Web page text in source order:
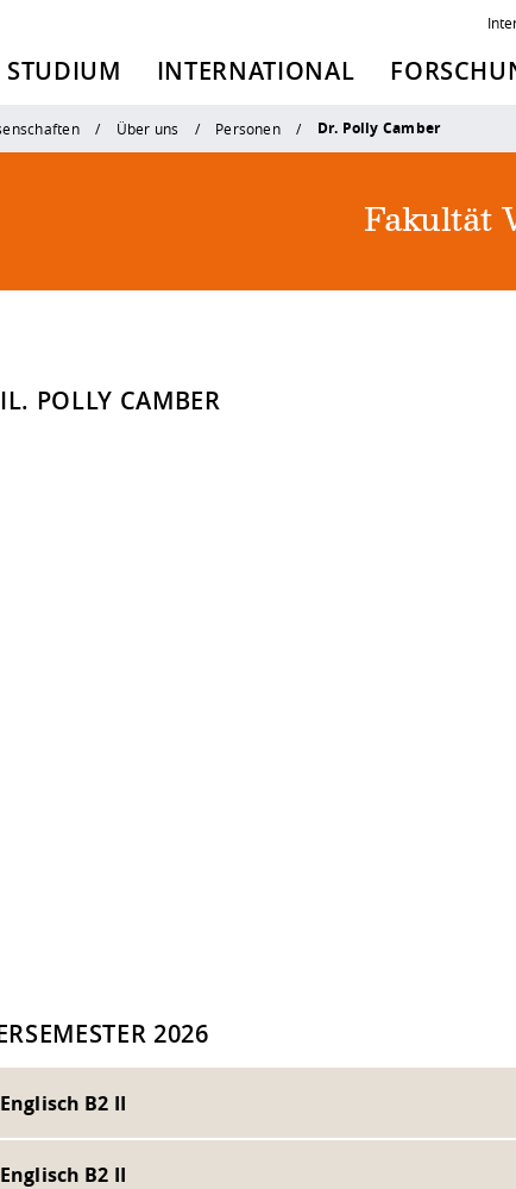
STUDIUM INTERNATIONAL
Über uns Personen Dr. Polly Camber
Fakultät
POLLY CAMBER
2026
B2 II
B2 II